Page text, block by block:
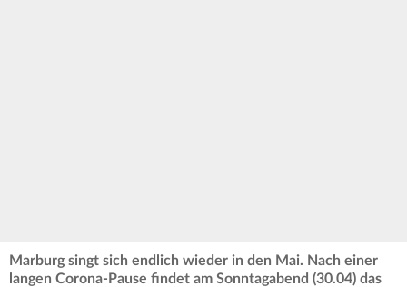
Marburg singt sich endlich wieder in den Mai. Nach einer
langen Corona-Pause findet am Sonntagabend (30.04) das